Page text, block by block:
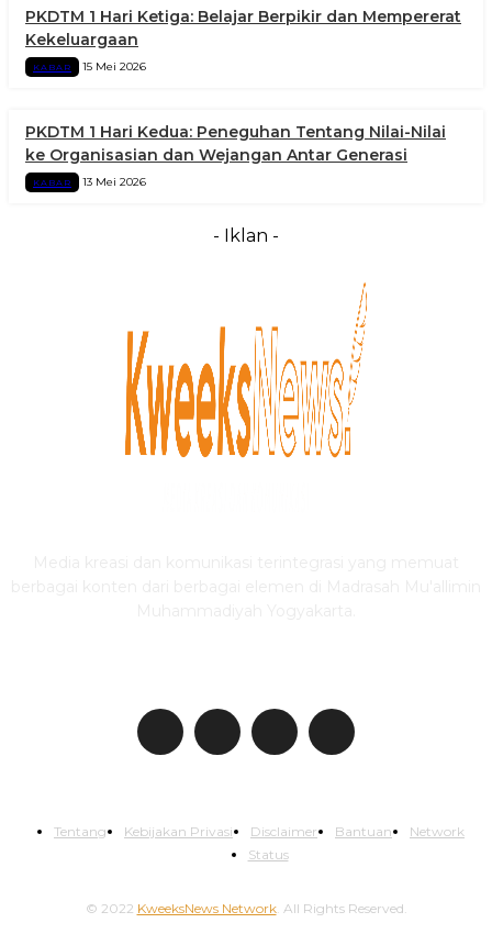
PKDTM 1 Hari Ketiga: Belajar Berpikir dan Mempererat
Kekeluargaan
KABAR 15 Mei 2026
PKDTM 1 Hari Kedua: Peneguhan Tentang Nilai-Nilai
ke Organisasian dan Wejangan Antar Generasi
KABAR 13 Mei 2026
- Iklan -
© 2022 KweeksNews Network. All Rights Reserved.
Tentang Kebijakan Privasi Disclaimer Bantuan
Network
Status